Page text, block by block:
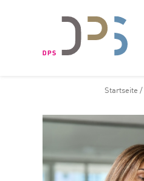
Startseite /